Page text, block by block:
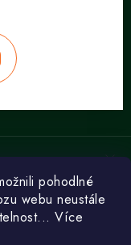
pohodlné
webu neustále
Více
zážitek